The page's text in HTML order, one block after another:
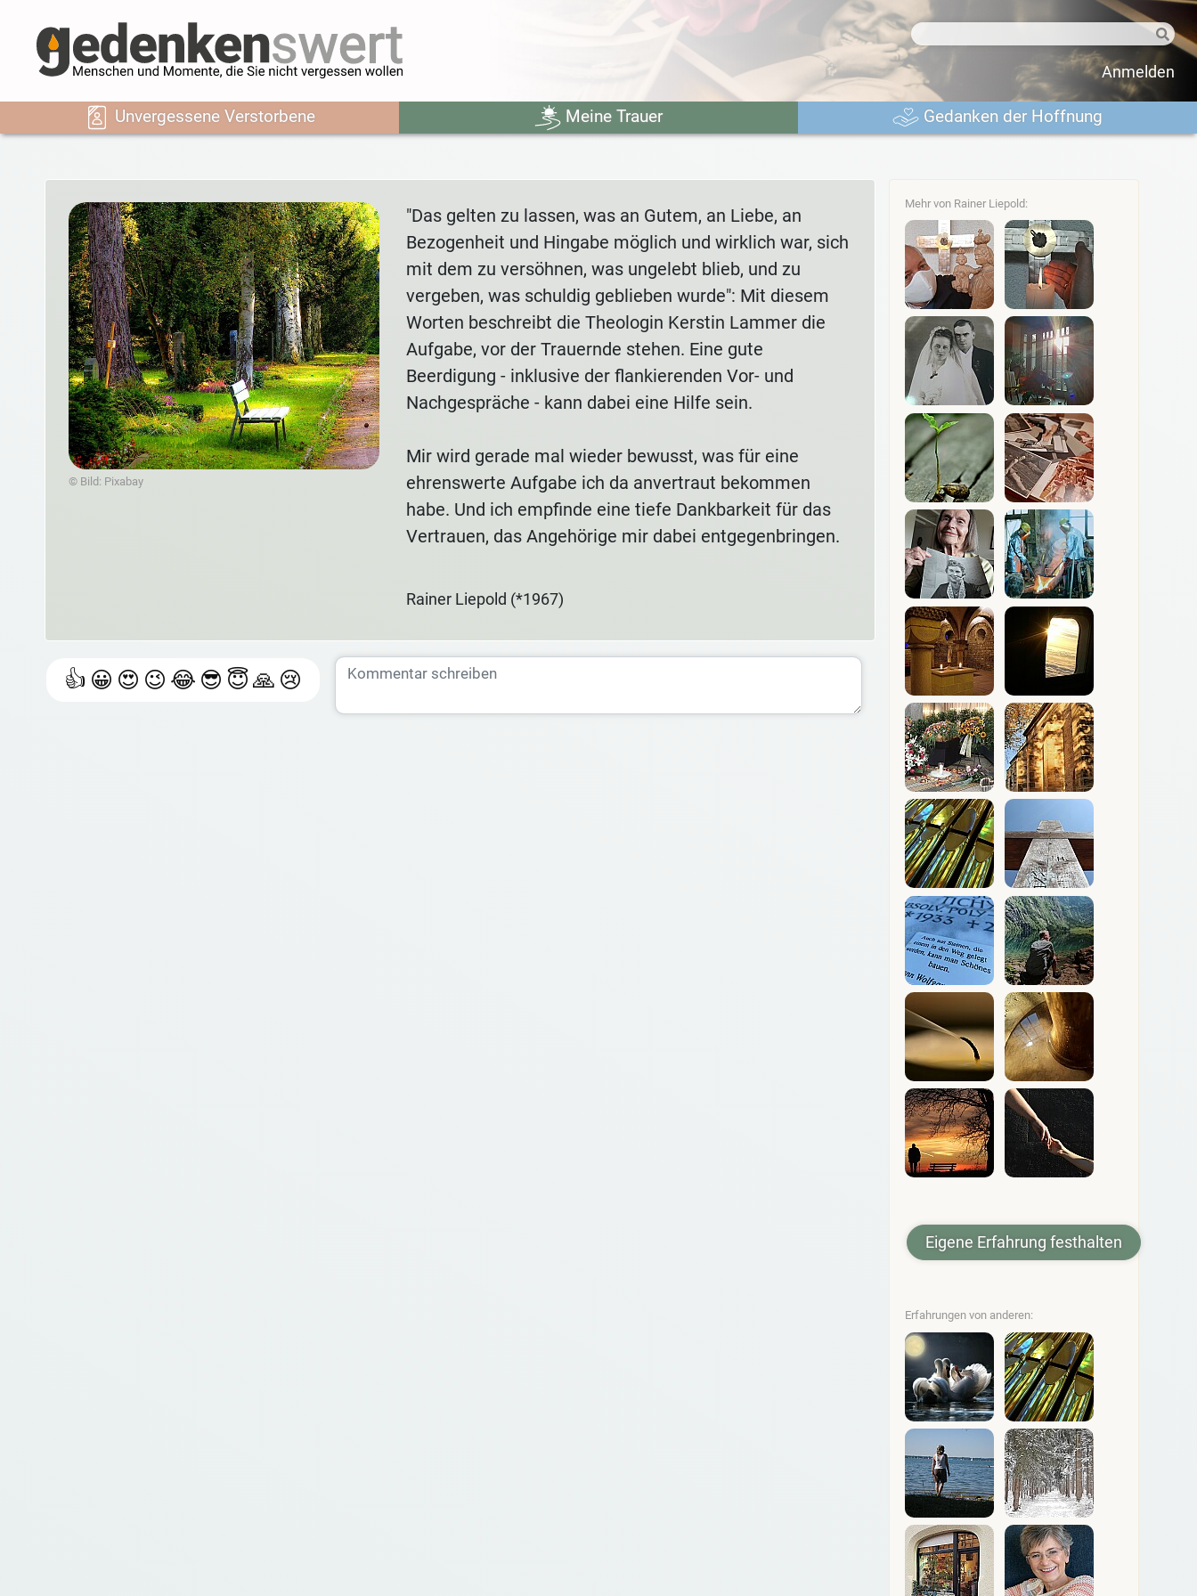
Anmelden
Unvergessene Verstorbene Meine Trauer Gedanken der Hoffnung
© Bild: Pixabay
"Das gelten zu lassen, was an Gutem, an Liebe, an
Bezogenheit und Hingabe möglich und wirklich war, sich
mit dem zu versöhnen, was ungelebt blieb, und zu
vergeben, was schuldig geblieben wurde": Mit diesem
Worten beschreibt die Theologin Kerstin Lammer die
Aufgabe, vor der Trauernde stehen. Eine gute
Beerdigung - inklusive der flankierenden Vor- und
Nachgespräche - kann dabei eine Hilfe sein.
Mir wird gerade mal wieder bewusst, was für eine
ehrenswerte Aufgabe ich da anvertraut bekommen
habe. Und ich empfinde eine tiefe Dankbarkeit für das
Vertrauen, das Angehörige mir dabei entgegenbringen.
Rainer Liepold (*1967)
👍 😀 😍 😉 😂 😎 😇🙏 😢
Mehr von Rainer Liepold:
Eigene Erfahrung festhalten
Erfahrungen von anderen: